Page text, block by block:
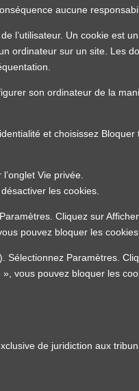
aucune
l’utilisateur. Un cookie est
ordinateur sur un site. Les
son ordinateur de la
et choisissez Bloquer
Vie privée.
les cookies.
Cliquez sur
pouvez bloquer les cookies.
Sélectionnez Paramètres.
vous pouvez bloquer les
de juridiction aux